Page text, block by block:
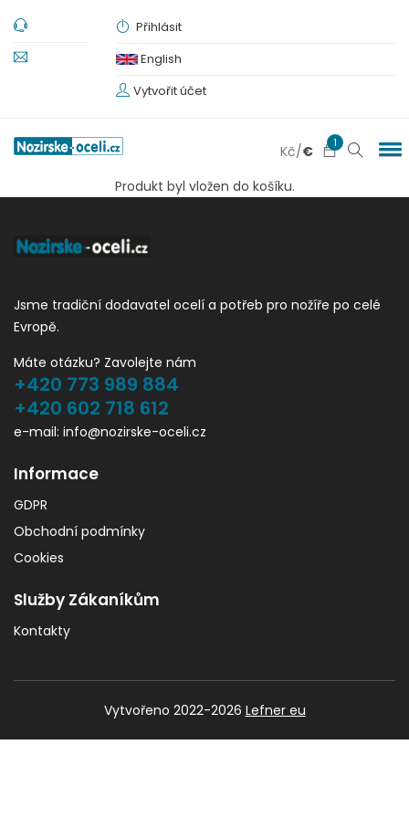
Přihlásit
English
Vytvořit účet
Kč/€ 1
Produkt byl vložen do košíku.
Jsme tradiční dodavatel ocelí a potřeb pro nožíře po celé
Evropě.
Máte otázku? Zavolejte nám
+420 773 989 884
+420 602 718 612
e-mail: info@nozirske-oceli.cz
Informace
GDPR
Obchodní podmínky
Cookies
Služby Zákaníkům
Kontakty
Vytvořeno 2022-2026 Lefner eu